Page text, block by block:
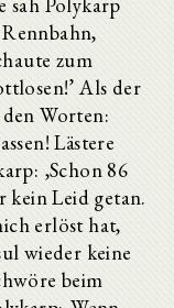
zum
Als der
Worten:
Lästere
‚Schon 86
kein Leid getan.
erlöst hat,
wieder keine
beim